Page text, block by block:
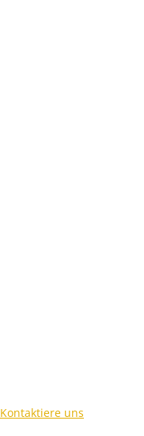
Kontaktiere uns